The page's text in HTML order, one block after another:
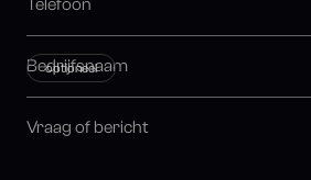
optioneel